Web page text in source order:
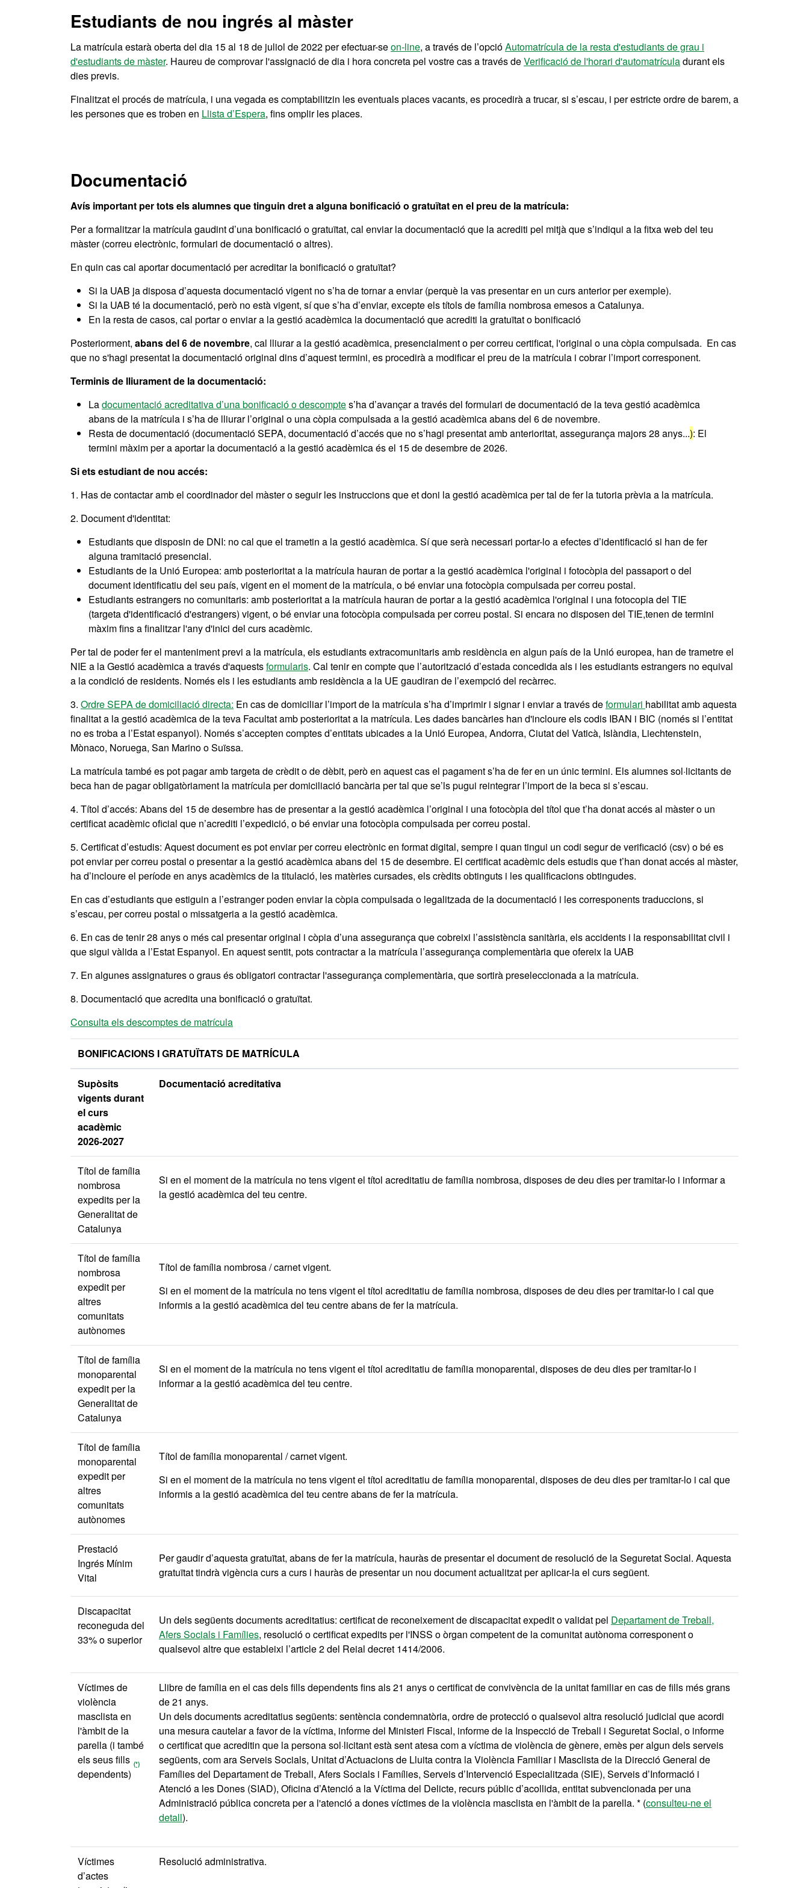
Estudiants de nou ingrés al màster
La matrícula estarà oberta del dia 15 al 18 de juliol de 2022 per efectuar-seon-line, a través de l’opcióAutomatrícula de la resta d'estudiants de grau i
d'estudiants de màster. Haureu de comprovar l'assignació de dia i hora concreta pel vostre cas a través deVerificació de l'horari d'automatrículadurant els
dies previs.
Finalitzat el procés de matrícula, i una vegada es comptabilitzin les eventuals places vacants, es procedirà a trucar, si s’escau, i per estricte ordre de barem, a
les persones que es troben en Llista d’Espera, fins omplir les places.
Documentació
Avís important per tots els alumnes que tinguin dret a alguna bonificació o gratuïtat en el preu de la matrícula:
Per a formalitzar la matrícula gaudint d’una bonificació o gratuïtat, cal enviar la documentació que la acrediti pel mitjà que s’indiqui a la fitxa web del teu
màster (correu electrònic, formulari de documentació o altres).
En quin cas cal aportar documentació per acreditar la bonificació o gratuïtat?
Si la UAB ja disposa d’aquesta documentació vigent no s’ha de tornar a enviar (perquè la vas presentar en un curs anterior per exemple).
Si la UAB té la documentació, però no està vigent, sí que s’ha d’enviar, excepte els títols de família nombrosa emesos a Catalunya.
En la resta de casos, cal portar o enviar a la gestió acadèmica la documentació que acrediti la gratuïtat o bonificació
Posteriorment, abans del 6 de novembre, cal lliurar a la gestió acadèmica, presencialment o per correu certificat, l'original o una còpia compulsada. En cas
que no s'hagi presentat la documentació original dins d’aquest termini, es procedirà a modificar el preu de la matrícula i cobrar l’import corresponent.
Terminis de lliurament de la documentació:
Ladocumentació acreditativa d’una bonificació o descomptes’ha d’avançar a través del formulari de documentació de la teva gestió acadèmica
abans de la matrícula i s’ha de lliurar l’original o una còpia compulsada a la gestió acadèmica abans del 6 de novembre.
Resta de documentació (documentació SEPA, documentació d’accés que no s’hagi presentat amb anterioritat, assegurança majors 28 anys...): El
termini màxim per a aportar la documentació a la gestió acadèmica és el 15 de desembre de 2026.
Si ets estudiant de nou accés:
1. Has de contactar amb el coordinador del màster o seguir les instruccions que et doni la gestió acadèmica per tal de fer la tutoria prèvia a la matrícula.
2. Document d'identitat:
Estudiants que disposin de DNI: no cal que el trametin a la gestió acadèmica. Sí que serà necessari portar-lo a efectes d’identificació si han de fer
alguna tramitació presencial.
Estudiants de la Unió Europea: amb posterioritat a la matrícula hauran de portar a la gestió acadèmica l'original i fotocòpia del passaport o del
document identificatiu del seu país, vigent en el moment de la matrícula, o bé enviar una fotocòpia compulsada per correu postal.
Estudiants estrangers no comunitaris: amb posterioritat a la matrícula hauran de portar a la gestió acadèmica l'original i una fotocopia del TIE
(targeta d'identificació d'estrangers) vigent, o bé enviar una fotocòpia compulsada per correu postal. Si encara no disposen del TIE,tenen de termini
màxim fins a finalitzar l'any d'inici del curs acadèmic.
Per tal de poder fer el manteniment previ a la matrícula, els estudiants extracomunitaris amb residència en algun país de la Unió europea, han de trametre el
NIE a la Gestió acadèmica a través d'aquestsformularis. Cal tenir en compte que l’autorització d’estada concedida als i les estudiants estrangers no equival
a la condició de residents. Només els i les estudiants amb residència a la UE gaudiran de l’exempció del recàrrec.
3. Ordre SEPA de domiciliació directa: En cas de domiciliar l’import de la matrícula s’ha d’imprimir i signar i enviar a través deformulari habilitat amb aquesta
finalitat a la gestió acadèmica de la teva Facultat amb posterioritat a la matrícula. Les dades bancàries han d'incloure els codis IBAN i BIC (només si l’entitat
no es troba a l’Estat espanyol). Només s’accepten comptes d’entitats ubicades a la Unió Europea, Andorra, Ciutat del Vaticà, Islàndia, Liechtenstein,
Mònaco, Noruega, San Marino o Suïssa.
La matrícula també es pot pagar amb targeta de crèdit o de dèbit, però en aquest cas el pagament s’ha de fer en un únic termini. Els alumnes sol·licitants de
beca han de pagar obligatòriament la matrícula per domiciliació bancària per tal que se’ls pugui reintegrar l’import de la beca si s’escau.
4. Títol d’accés: Abans del 15 de desembre has de presentar a la gestió acadèmica l’original i una fotocòpia del títol que t’ha donat accés al màster o un
certificat acadèmic oficial que n’acrediti l’expedició, o bé enviar una fotocòpia compulsada per correu postal.
5. Certificat d’estudis: Aquest document es pot enviar per correu electrònic en format digital, sempre i quan tingui un codi segur de verificació (csv) o bé es
pot enviar per correu postal o presentar a la gestió acadèmica abans del 15 de desembre. El certificat acadèmic dels estudis que t’han donat accés al màster,
ha d’incloure el període en anys acadèmics de la titulació, les matèries cursades, els crèdits obtinguts i les qualificacions obtingudes.
En cas d’estudiants que estiguin a l’estranger poden enviar la còpia compulsada o legalitzada de la documentació i les corresponents traduccions, si
s’escau, per correu postal o missatgeria a la gestió acadèmica.
6. En cas de tenir 28 anys o més cal presentar original i còpia d’una assegurança que cobreixi l’assistència sanitària, els accidents i la responsabilitat civil i
que sigui vàlida a l’Estat Espanyol. En aquest sentit, pots contractar a la matrícula l’assegurança complementària que ofereix la UAB
7. En algunes assignatures o graus és obligatori contractar l'assegurança complementària, que sortirà preseleccionada a la matrícula.
8. Documentació que acredita una bonificació o gratuïtat.
Consulta els descomptes de matrícula
BONIFICACIONS I GRATUÏTATS DE MATRÍCULA
Supòsits
vigents durant
el curs
acadèmic
2026-2027
Documentació acreditativa
Títol de família
nombrosa
expedits per la
Generalitat de
Catalunya
Si en el moment de la matrícula no tens vigent el títol acreditatiu de família nombrosa, disposes de deu dies per tramitar-lo i informar a
la gestió acadèmica del teu centre.
Títol de família
nombrosa
expedit per
altres
comunitats
autònomes
Títol de família nombrosa / carnet vigent.
Si en el moment de la matrícula no tens vigent el títol acreditatiu de família nombrosa, disposes de deu dies per tramitar-lo i cal que
informis a la gestió acadèmica del teu centre abans de fer la matrícula.
Títol de família
monoparental
expedit per la
Generalitat de
Catalunya
Si en el moment de la matrícula no tens vigent el títol acreditatiu de família monoparental, disposes de deu dies per tramitar-lo i
informar a la gestió acadèmica del teu centre.
Títol de família
monoparental
expedit per
altres
comunitats
autònomes
Títol de família monoparental / carnet vigent.
Si en el moment de la matrícula no tens vigent el títol acreditatiu de família monoparental, disposes de deu dies per tramitar-lo i cal que
informis a la gestió acadèmica del teu centre abans de fer la matrícula.
Prestació
Ingrés Mínim
Vital
Per gaudir d’aquesta gratuïtat, abans de fer la matrícula, hauràs de presentar el document de resolució de la Seguretat Social. Aquesta
gratuïtat tindrà vigència curs a curs i hauràs de presentar un nou document actualitzat per aplicar-la el curs següent.
Discapacitat
reconegudadel
33% o superior
Un dels següents documents acreditatius: certificat de reconeixement de discapacitat expedit o validat pel Departament de Treball,
Afers Socials i Famílies, resolució o certificat expedits per l'INSS o òrgan competent de la comunitat autònoma corresponent o
qualsevol altre que estableixi l’article 2 del Reial decret 1414/2006.
Víctimes de
violència
masclista en
l'àmbit de la
parella (i també
els seus fills
dependents)
(*)
Llibre de família en el cas dels fills dependents fins als 21 anys o certificat de convivència de la unitat familiar en cas de fills més grans
de 21 anys.
Un dels documents acreditatius següents: sentència condemnatòria, ordre de protecció o qualsevol altra resolució judicial que acordi
una mesura cautelar a favor de la víctima, informe del Ministeri Fiscal, informe de la Inspecció de Treball i Seguretat Social, o informe
o certificat que acreditin que la persona sol·licitant està sent atesa com a víctima de violència de gènere, emès per algun dels serveis
següents, com ara Serveis Socials, Unitat d’Actuacions de Lluita contra la Violència Familiar i Masclista de la Direcció General de
Famílies del Departament de Treball, Afers Socials i Famílies, Serveis d’Intervenció Especialitzada (SIE), Serveis d’Informació i
Atenció a les Dones (SIAD), Oficina d’Atenció a la Víctima del Delicte, recurs públic d’acollida, entitat subvencionada per una
Administració pública concreta per a l'atenció a dones víctimes de la violència masclista en l'àmbit de la parella. * (consulteu-ne el
detall).
Víctimes
d’actes
Resolució administrativa.